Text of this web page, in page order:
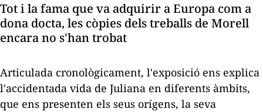
Tot i la fama que va adquirir a Europa com a
dona docta, les còpies dels treballs de Morell
encara no s'han trobat
Articulada cronològicament, l'exposició ens explica
l'accidentada vida de Juliana en diferents àmbits,
que ens presenten els seus orígens, la seva